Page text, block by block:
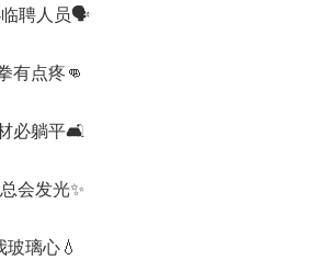
聘人员🗣️
点疼👊
躺平🛋️
发光✨
璃心💧